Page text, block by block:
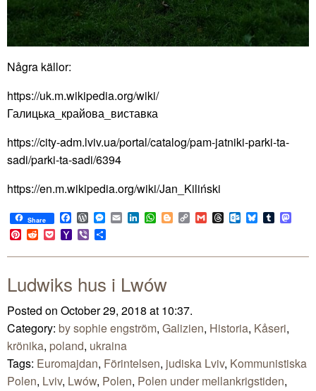
Några källor:
https://uk.m.wikipedia.org/wiki/
Галицька_крайова_виставка
https://city-adm.lviv.ua/portal/catalog/pam-jatniki-parki-ta-
sadi/parki-ta-sadi/6394
https://en.m.wikipedia.org/wiki/Jan_Kiliński
Share Facebook
WordPress
Messenger
EmailLinkedIn
WhatsApp
BloggerCopy
Link
GmailThreadsOutlook.com
BlueskyTumblr
Pinterest
RedditPocketYahoo
Mail
Viber
Ludwiks hus i Lwów
Posted on October 29, 2018 at 10:37.
Category: by sophie engström, Galizien, Historia, Kåseri,
krönika, poland, ukraina
Tags: Euromajdan, Förintelsen, judiska Lviv, Kommunistiska
Polen, Lviv, Lwów, Polen, Polen under mellankrigstiden,